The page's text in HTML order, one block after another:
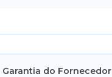
Garantia do Fornecedor